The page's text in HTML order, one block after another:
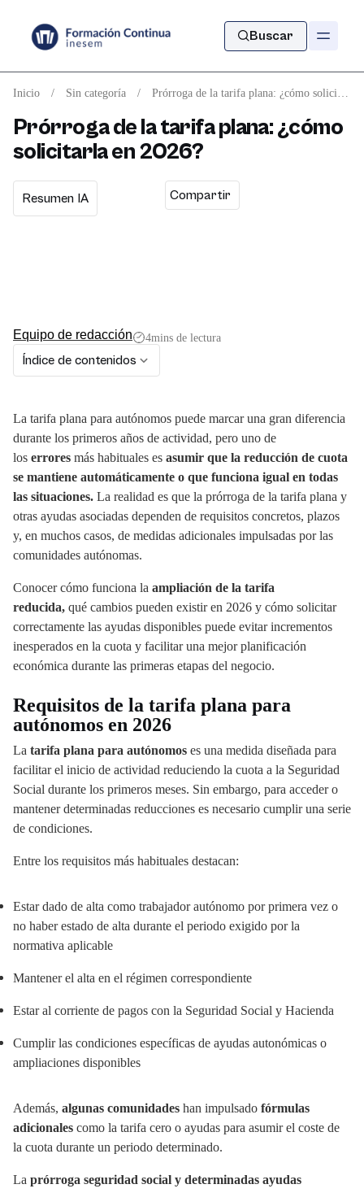
Buscar
Inicio / Sin categoría / Prórroga de la tarifa plana: ¿cómo solicitarla en 2026?
Prórroga de la tarifa plana: ¿cómo
solicitarla en 2026?
Resumen IA Compartir
Equipo de redacción 4mins de lectura
Índice de contenidos
La tarifa plana para autónomos puede marcar una gran diferencia
durante los primeros años de actividad, pero uno de
los errores más habituales es asumir que la reducción de cuota
se mantiene automáticamente o que funciona igual en todas
las situaciones. La realidad es que la prórroga de la tarifa plana y
otras ayudas asociadas dependen de requisitos concretos, plazos
y, en muchos casos, de medidas adicionales impulsadas por las
comunidades autónomas.
Conocer cómo funciona la ampliación de la tarifa
reducida, qué cambios pueden existir en 2026 y cómo solicitar
correctamente las ayudas disponibles puede evitar incrementos
inesperados en la cuota y facilitar una mejor planificación
económica durante las primeras etapas del negocio.
Requisitos de la tarifa plana para
autónomos en 2026
La tarifa plana para autónomos es una medida diseñada para
facilitar el inicio de actividad reduciendo la cuota a la Seguridad
Social durante los primeros meses. Sin embargo, para acceder o
mantener determinadas reducciones es necesario cumplir una serie
de condiciones.
Entre los requisitos más habituales destacan:
Estar dado de alta como trabajador autónomo por primera vez o
no haber estado de alta durante el periodo exigido por la
normativa aplicable
Mantener el alta en el régimen correspondiente
Estar al corriente de pagos con la Seguridad Social y Hacienda
Cumplir las condiciones específicas de ayudas autonómicas o
ampliaciones disponibles
Además, algunas comunidades han impulsado fórmulas
adicionales como la tarifa cero o ayudas para asumir el coste de
la cuota durante un periodo determinado.
La prórroga seguridad social y determinadas ayudas